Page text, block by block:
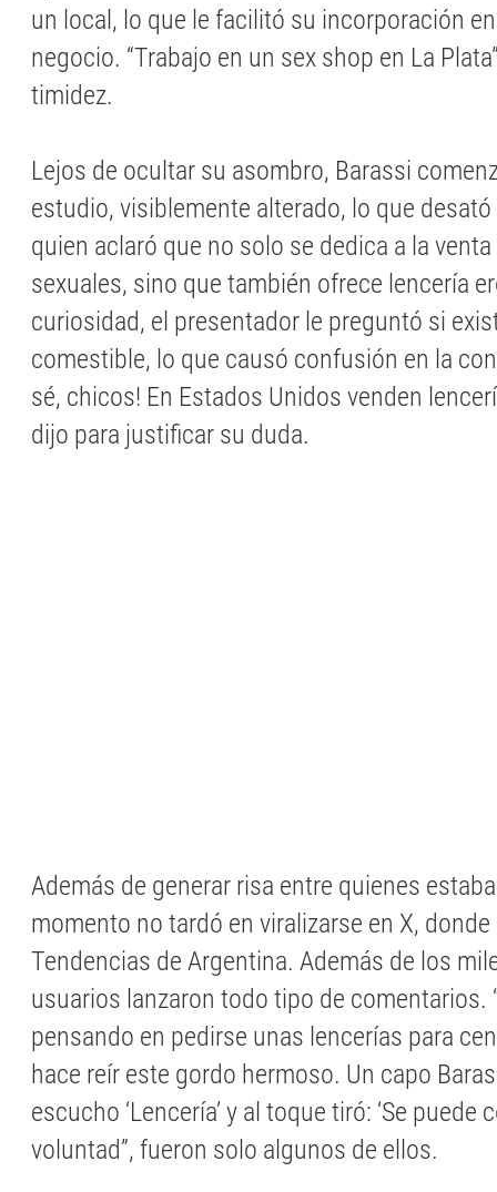
un local, lo que le facilitó su incorporación
negocio. “Trabajo en un sex shop en La
timidez.
Lejos de ocultar su asombro, Barassi
estudio, visiblemente alterado, lo que
quien aclaró que no solo se dedica a la
sexuales, sino que también ofrece lencería
curiosidad, el presentador le preguntó si
comestible, lo que causó confusión en la
sé, chicos! En Estados Unidos venden
dijo para justificar su duda.
Además de generar risa entre quienes
momento no tardó en viralizarse en X,
Tendencias de Argentina. Además de los
usuarios lanzaron todo tipo de comentarios.
pensando en pedirse unas lencerías para
hace reír este gordo hermoso. Un capo
escucho ‘Lencería’ y al toque tiró: ‘Se puede
voluntad”, fueron solo algunos de ellos.